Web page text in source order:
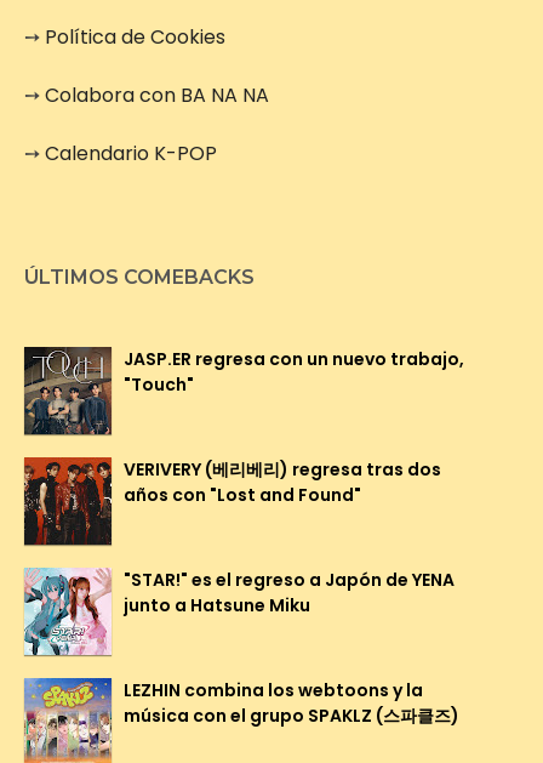
➙ Política de Cookies
➙Colabora con BA NA NA
➙Calendario K-POP
ÚLTIMOS COMEBACKS
JASP.ER regresa con un nuevo trabajo,
"Touch"
VERIVERY (베리베리) regresa tras dos
años con "Lost and Found"
"STAR!" es el regreso a Japón de YENA
junto a Hatsune Miku
LEZHIN combina los webtoons y la
música con el grupo SPAKLZ (스파클즈)